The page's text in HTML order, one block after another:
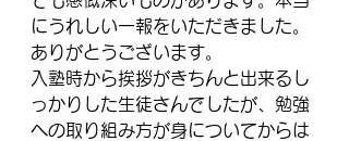
にうれしい一報をいただきました。
ありがとうございます。
入塾時から挨拶がきちんと出来るし
っかりした生徒さんでしたが、勉強
への取り組み方が身についてからは